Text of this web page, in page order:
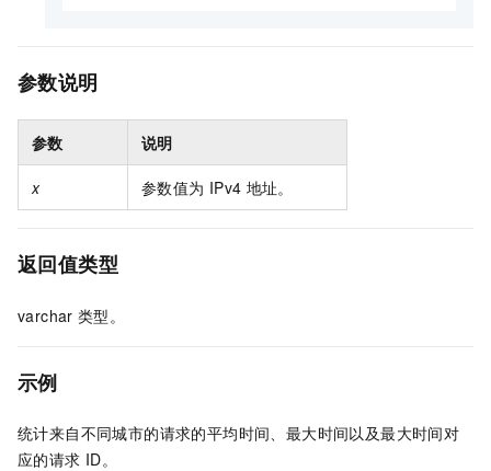
参数说明
参数 说明
x 参数值为 IPv4 地址。
返回值类型
varchar 类型。
示例
统计来自不同城市的请求的平均时间、最大时间以及最大时间对
应的请求 ID。